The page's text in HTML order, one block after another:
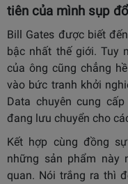
tiên của mình sụp đổ
Bill Gates được biết
bậc nhất thế giới. Tuy
của ông cũng chẳng
vào bức tranh khởi
Data chuyên cung
đang lưu chuyển cho
Kết hợp cùng đồng
những sản phẩm này
quan. Nói trắng ra thì